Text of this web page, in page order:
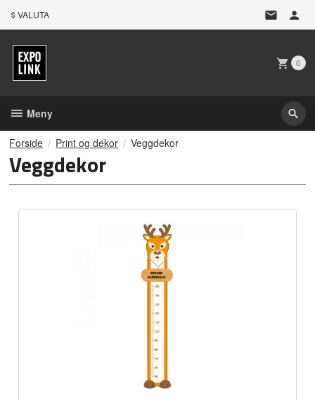
VALUTA
0
Meny
Forside Print og dekor Veggdekor
Veggdekor